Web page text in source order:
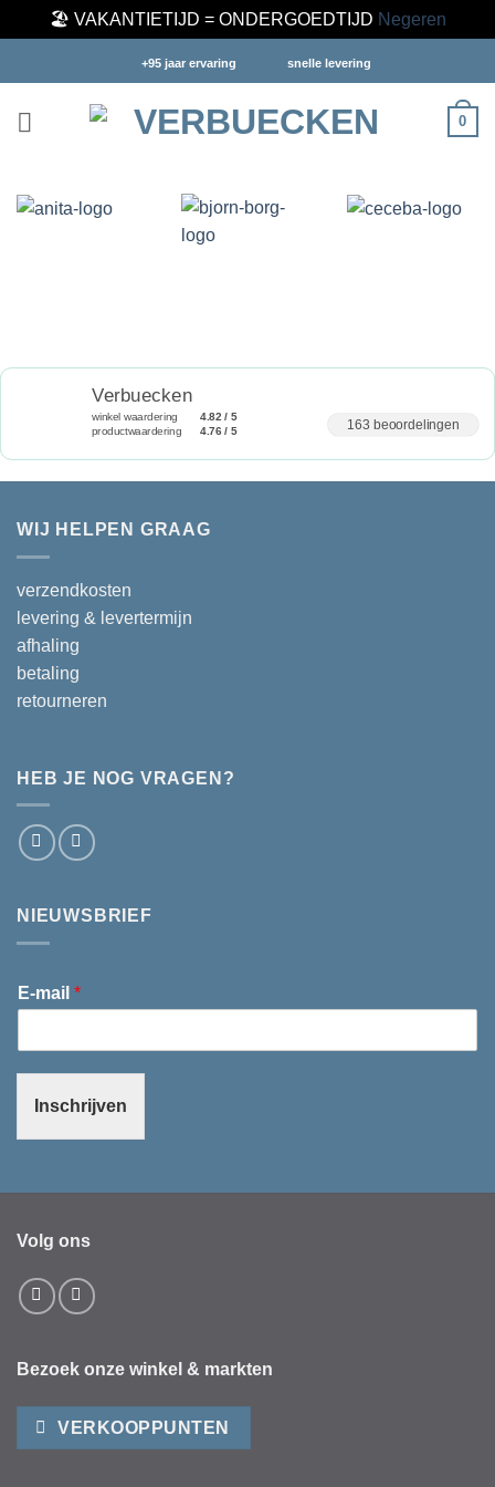
🏖️ VAKANTIETIJD = ONDERGOEDTIJD Negeren
naar
+95 jaar ervaring snelle levering
0
Verbuecken
winkel waardering
4.82 / 5
productwaardering
4.76 / 5 163 beoordelingen
WIJ HELPEN GRAAG
verzendkosten
levering & levertermijn
afhaling
betaling
retourneren
HEB JE NOG VRAGEN?
NIEUWSBRIEF
E-mail *
Inschrijven
Volg ons
Bezoek onze winkel & markten
VERKOOPPUNTEN